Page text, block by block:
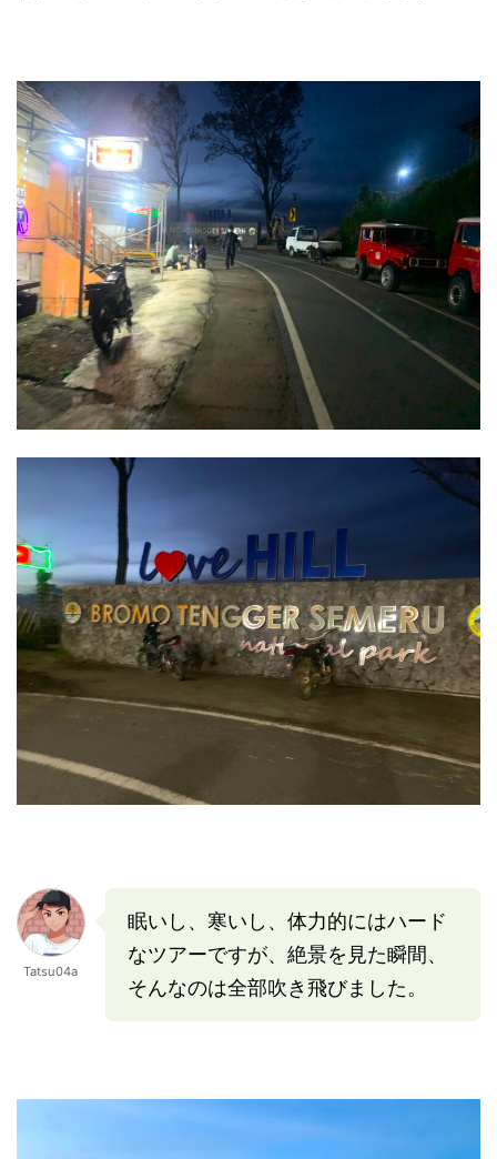
Tatsu04a
眠いし、寒いし、体力的にはハード
なツアーですが、絶景を見た瞬間、
そんなのは全部吹き飛びました。